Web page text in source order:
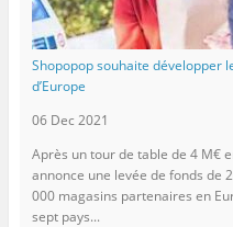
Shopopop souhaite développer
d’Europe
06 Dec 2021
Après un tour de table de 4 M€
annonce une levée de fonds de
000 magasins partenaires en
sept pays...